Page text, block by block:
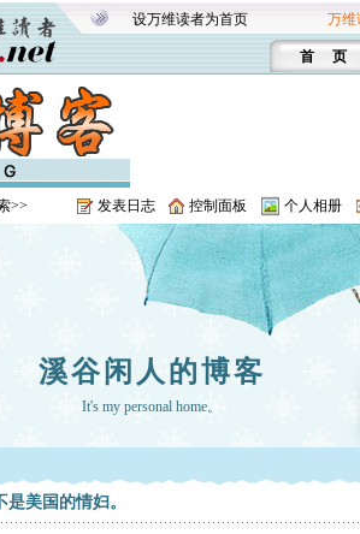
设万维读者为首页 万维
首 页
>> 发表日志 控制面板 个人相册
溪谷闲人的博客
It's my personal home。
美国的情妇。